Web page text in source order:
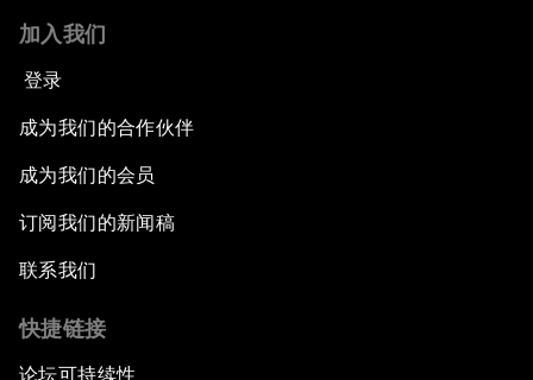
加入我们
登录
成为我们的合作伙伴
成为我们的会员
订阅我们的新闻稿
联系我们
快捷链接
论坛可持续性